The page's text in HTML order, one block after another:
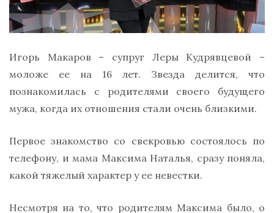
Игорь Макаров – супруг Леры Кудрявцевой –
моложе ее на 16 лет. Звезда делится, что
познакомилась с родителями своего будущего
мужа, когда их отношения стали очень близкими.
Первое знакомство со свекровью состоялось по
телефону, и мама Максима Наталья, сразу поняла,
какой тяжелый характер у ее невестки.
Несмотря на то, что родителям Максима было, о